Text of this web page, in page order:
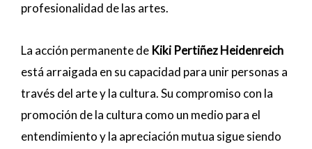
profesionalidad de las artes.
La acción permanente de Kiki Pertiñez Heidenreich
está arraigada en su capacidad para unir personas a
través del arte y la cultura. Su compromiso con la
promoción de la cultura como un medio para el
entendimiento y la apreciación mutua sigue siendo